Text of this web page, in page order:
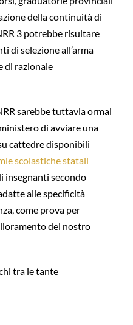
della continuità di
3 potrebbe risultare
di selezione all’arma
di razionale
sarebbe tuttavia ormai
di avviare una
cattedre disponibili
scolastiche statali
insegnanti secondo
alle specificità
come prova per
del nostro
tra le tante